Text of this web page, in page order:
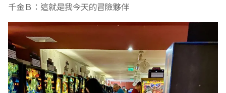
千金Ｂ：這就是我今天的冒險夥伴